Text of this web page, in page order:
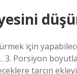
için
3. Porsiyon
tarçın